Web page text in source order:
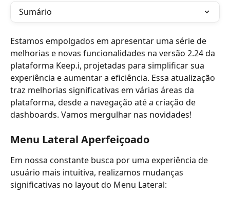
Sumário
Estamos empolgados em apresentar uma série de
melhorias e novas funcionalidades na versão 2.24 da
plataforma Keep.i, projetadas para simplificar sua
experiência e aumentar a eficiência. Essa atualização
traz melhorias significativas em várias áreas da
plataforma, desde a navegação até a criação de
dashboards. Vamos mergulhar nas novidades!
Menu Lateral Aperfeiçoado
Em nossa constante busca por uma experiência de
usuário mais intuitiva, realizamos mudanças
significativas no layout do Menu Lateral: